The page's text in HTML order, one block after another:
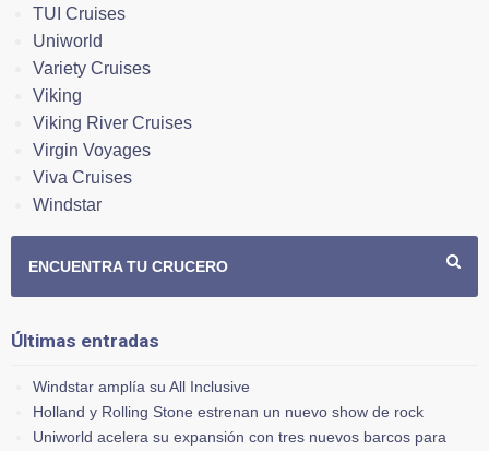
TUI Cruises
Uniworld
Variety Cruises
Viking
Viking River Cruises
Virgin Voyages
Viva Cruises
Windstar
ENCUENTRA TU CRUCERO
Últimas entradas
Windstar amplía su All Inclusive
Holland y Rolling Stone estrenan un nuevo show de rock
Uniworld acelera su expansión con tres nuevos barcos para